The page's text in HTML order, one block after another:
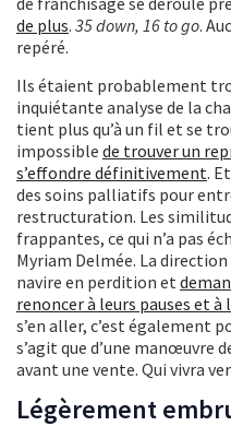
de plus. 35 down, 16 to go.
repéré.
Ils étaient probablement
inquiétante analyse de la
tient plus qu’à un fil et se
impossible de trouver un
s’effondre définitivement.
des soins palliatifs pour
restructuration. Les
frappantes, ce qui n’a pas
Myriam Delmée. La
navire en perdition et
renoncer à leurs pauses et à
s’en aller, c’est également
s’agit que d’une manœuvre
avant une vente. Qui vivra
Légèrement